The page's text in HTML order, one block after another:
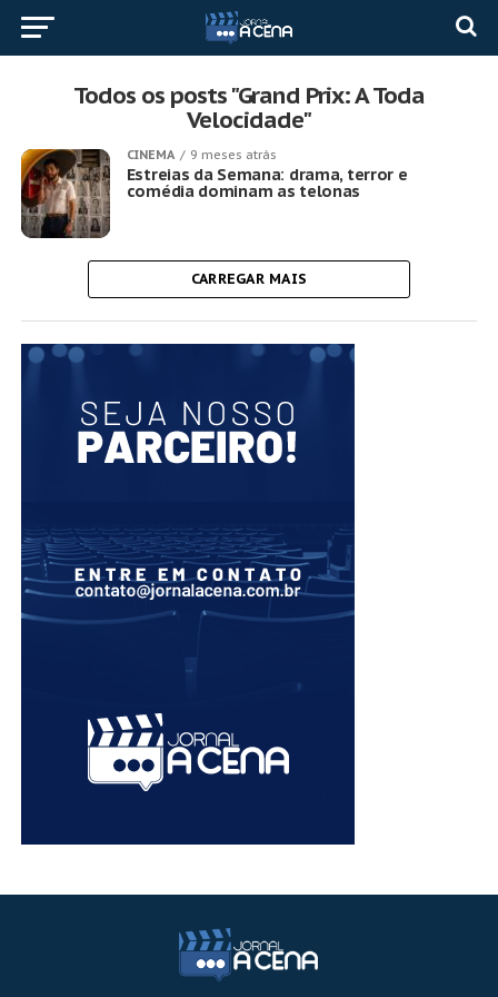
Todos os posts "Grand Prix: A Toda
Velocidade"
CINEMA 9 meses atrás
Estreias da Semana: drama, terror e
comédia dominam as telonas
CARREGAR MAIS